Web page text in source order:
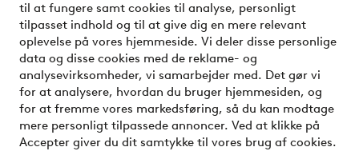
til at fungere samt cookies til analyse, personligt
tilpasset indhold og til at give dig en mere relevant
oplevelse på vores hjemmeside. Vi deler disse personlige
data og disse cookies med de reklame- og
analysevirksomheder, vi samarbejder med. Det gør vi
for at analysere, hvordan du bruger hjemmesiden, og
for at fremme vores markedsføring, så du kan modtage
mere personligt tilpassede annoncer. Ved at klikke på
Accepter giver du dit samtykke til vores brug af cookies.
Venner
Sikre betalinger - betal nu eller del op
Vil du vide mere om vores betalingsmuligheder?
elpy